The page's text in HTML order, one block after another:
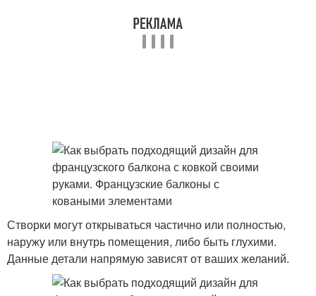
Створки могут открываться частично или полностью,
наружу или внутрь помещения, либо быть глухими.
Данные детали напрямую зависят от ваших желаний.